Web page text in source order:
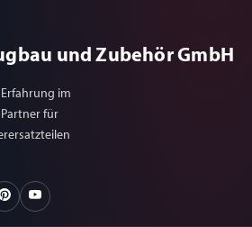
und Zubehör GmbH
im
für